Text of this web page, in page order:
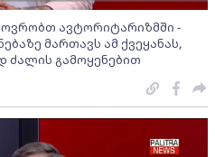
ავტორიტარიზმში -
მართავს ამ ქვეყანას,
ძალის გამოყენებით